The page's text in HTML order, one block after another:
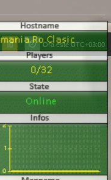
Ora este UTC+03:00